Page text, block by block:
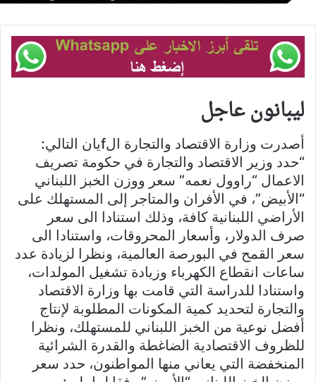
ليبانون عاجل
أصدرت وزارة الاقتصاد والتجارة الfيان التالي:
“حدد وزير الاقتصاد والتجارة في حكومة تصريف
الاعمال “راوول نعمه” سعر ووزن الخبز اللبناني
“الأبيض”، في الأفران والمتاجر إلى المستهلك على
الأراضي اللبنانية كافة، وذلك استنادا الى سعر
صرف الدولار، وأسعار المحروقات، واستنادا الى
سعر القمح في البورصة العالمية، ونظرا لزيادة عدد
ساعات انقطاع الكهرباء وزيادة تشغيل المولدات،
واستنادا للدراسة التي قامت بها وزارة الاقتصاد
والتجارة لتحديد كمية المكونات المطلوبة لإنتاج
أفضل نوعية من الخبز اللبناني للمستهلك، ونظرا
للظروف الاقتصادية الضاغطة والقدرة الشرائية
المنخفضة التي يعاني منها المواطنون، حدد سعر